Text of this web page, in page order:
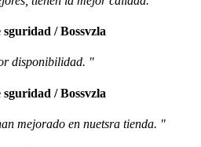
/ Bossvzla
disponibilidad. "
/ Bossvzla
mejorado en nuetsra tienda. "